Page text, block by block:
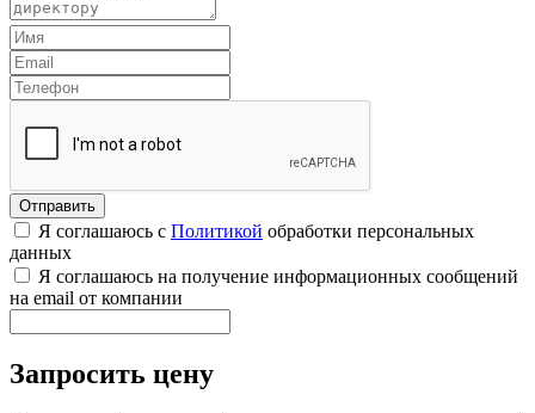
Я соглашаюсь с Политикой обработки персональных
данных
Я соглашаюсь на получение информационных сообщений
на email от компании
Запросить цену